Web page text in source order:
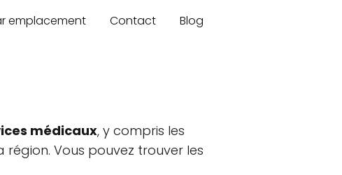
emplacement Contact Blog
médicaux, y compris les
Vous pouvez trouver les